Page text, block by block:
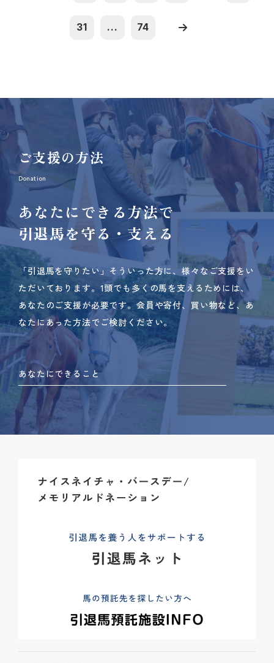
31 ... 74
ご支援の方法
Donation
あなたにできる方法で
引退馬を守る・支える
「引退馬を守りたい」そういった方に、様々なご支援をい
ただいております。 1頭でも多くの馬を支えるためには、
あなたのご支援が必要です。 会員や寄付、買い物など、あ
なたにあった方法でご検討ください。
あなたにできること